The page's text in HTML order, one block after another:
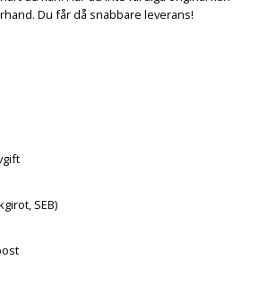
Du får då snabbare leverans!
SEB)